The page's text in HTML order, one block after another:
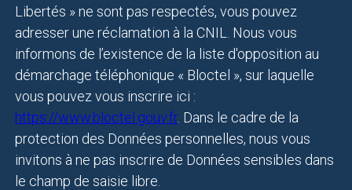
Libertés » ne sont pas respectés, vous pouvez
adresser une réclamation à la CNIL. Nous vous
informons de l’existence de la liste d'opposition au
démarchage téléphonique « Bloctel », sur laquelle
vous pouvez vous inscrire ici :
https://www.bloctel.gouv.fr. Dans le cadre de la
protection des Données personnelles, nous vous
invitons à ne pas inscrire de Données sensibles dans
le champ de saisie libre.